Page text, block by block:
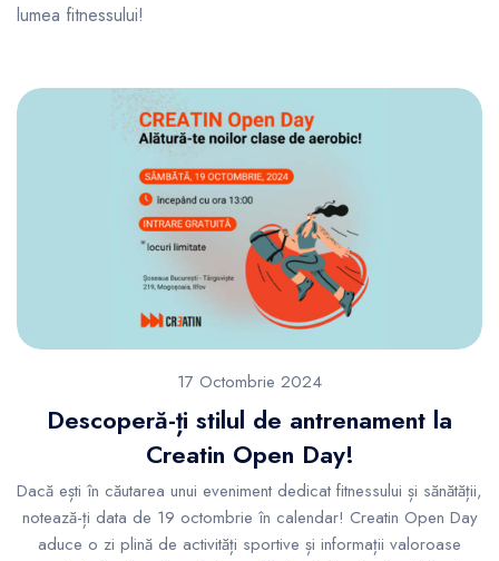
lumea fitnessului!
17 Octombrie 2024
Descoperă-ți stilul de antrenament la
Creatin Open Day!
Dacă ești în căutarea unui eveniment dedicat fitnessului și sănătății,
notează-ți data de 19 octombrie în calendar! Creatin Open Day
aduce o zi plină de activități sportive și informații valoroase